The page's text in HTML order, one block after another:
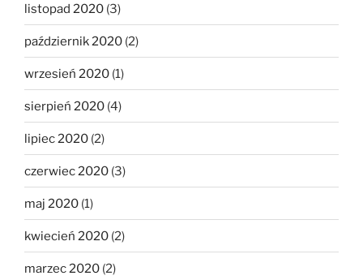
listopad 2020 (3)
październik 2020 (2)
wrzesień 2020 (1)
sierpień 2020 (4)
lipiec 2020 (2)
czerwiec 2020 (3)
maj 2020 (1)
kwiecień 2020 (2)
marzec 2020 (2)